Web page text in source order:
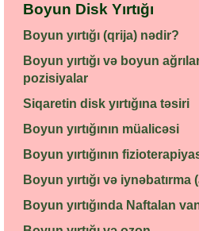
Boyun Disk Yırtığı
Boyun yırtığı (qrija) nədir?
Boyun yırtığı və boyun
pozisiyalar
Siqaretin disk yırtığına təsiri
Boyun yırtığının müalicəsi
Boyun yırtığının
Boyun yırtığı və
Boyun yırtığında Naftalan